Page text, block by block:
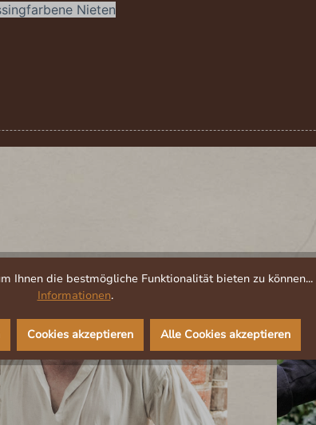
Nieten
Ihnen die bestmögliche Funktionalität bieten zu können...
Informationen.
Cookies akzeptieren Alle Cookies akzeptieren